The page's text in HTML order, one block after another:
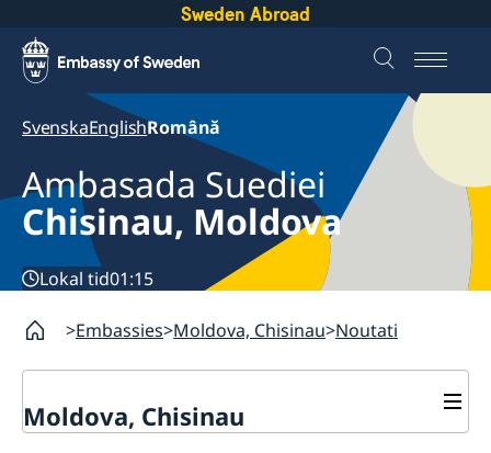
Sweden Abroad
SvenskaEnglishRomână
Ambasada Suediei
Chisinau, Moldova
Lokal tid01:15
Embassies Moldova, Chisinau Noutati
Moldova, Chisinau